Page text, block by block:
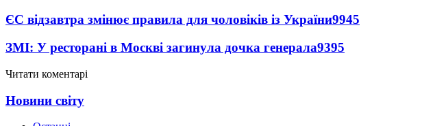
ЄС відзавтра змінює правила для чоловіків із України9945
ЗМІ: У ресторані в Москві загинула дочка генерала9395
Читати коментарі
Новини світу